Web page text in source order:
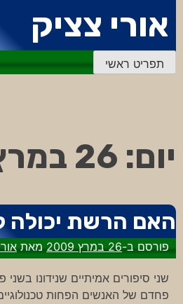
לתוכן
אורי צציק
תפריט ראשי
יום: 26 במרץ 2009
האם הרשת יכולה
פורסם ב-26 במרץ 2009 מאת
שני סיפורים אמיתיים שנידונו
פחדם של האנשים הפחות